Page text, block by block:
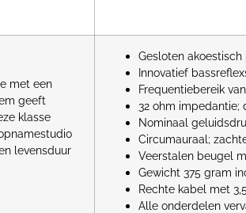
met een
geeft
klasse
levensduur
Gesloten
Innovatief
Frequentiebereik
32 ohm
Nominaal
Circumauraal;
Veerstalen beugel
Gewicht 375 gram
Rechte kabel met
Alle onderdelen